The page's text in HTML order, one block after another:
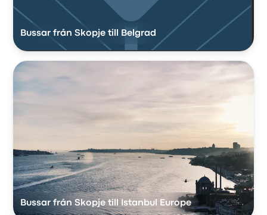
Bussar från Skopje till Belgrad
Bussar från Skopje till Istanbul Europe